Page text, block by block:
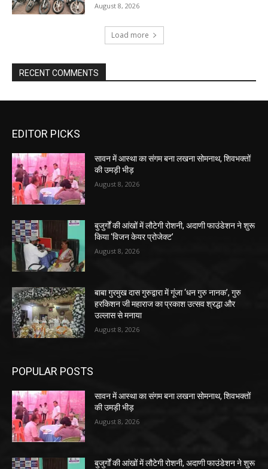
August 8, 2026
Load more
RECENT COMMENTS
EDITOR PICKS
सावन में आस्था का संगम बना लखना सोमनाथ, शिवभक्तों
की उमड़ी भीड़
August 8, 2026
बुजुर्गों की आंखों में लौटेगी रोशनी, अदाणी फाउंडेशन ने शुरू
किया ‘विजन केयर प्रोजेक्ट’
August 8, 2026
बाबा गुरमुख दास गुरुद्वारा में गूंजा ‘धन गुरु नानक’, गुरु
हरकिशन जी महाराज का प्रकाश उत्सव श्रद्धा और
उल्लास से मनाया
August 8, 2026
POPULAR POSTS
सावन में आस्था का संगम बना लखना सोमनाथ, शिवभक्तों
की उमड़ी भीड़
August 8, 2026
बुजुर्गों की आंखों में लौटेगी रोशनी, अदाणी फाउंडेशन ने शुरू